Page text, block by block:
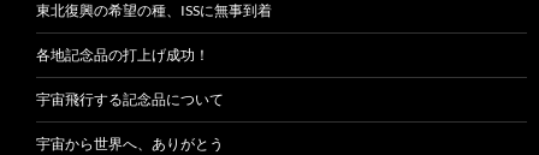
東北復興の希望の種、ISSに無事到着
各地記念品の打上げ成功！
宇宙飛行する記念品について
宇宙から世界へ、ありがとう